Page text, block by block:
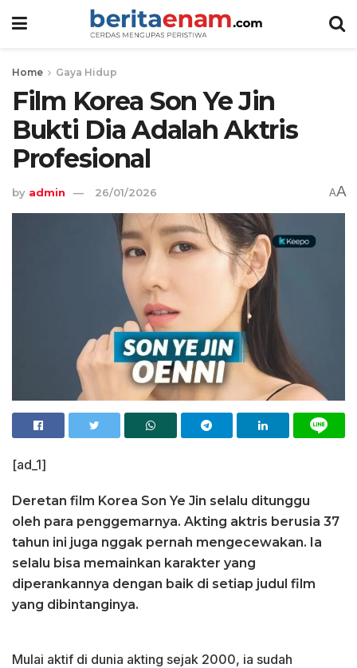
Home Gaya Hidup
Film Korea Son Ye Jin
Bukti Dia Adalah Aktris
Profesional
by admin 26/01/2026 AA
[ad_1]
Deretan film Korea Son Ye Jin selalu ditunggu
oleh para penggemarnya. Akting aktris berusia 37
tahun ini juga nggak pernah mengecewakan. Ia
selalu bisa memainkan karakter yang
diperankannya dengan baik di setiap judul film
yang dibintanginya.
Mulai aktif di dunia akting sejak 2000, ia sudah